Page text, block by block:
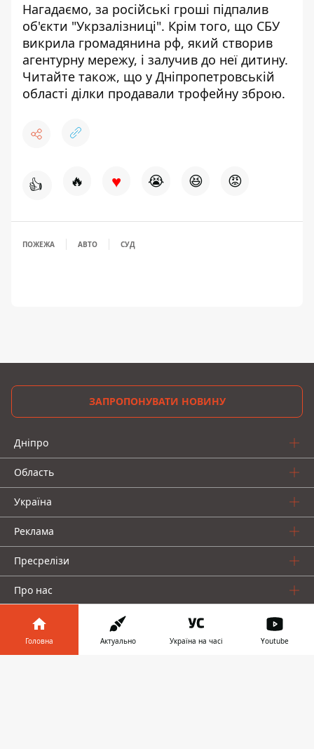
Нагадаємо, за російські гроші підпалив
об'єкти "Укрзалізниці". Крім того, що СБУ
викрила громадянина рф, який створив
агентурну мережу, і залучив до неї дитину.
Читайте також, що у Дніпропетровській
області ділки продавали трофейну зброю.
👍 🔥 ♥ 😭 😆 😡
ПОЖЕЖА АВТО СУД
ЗАПРОПОНУВАТИ НОВИНУ
Дніпро
Область
Україна
Реклама
Пресрелізи
Про нас
Головна Актуально Україна на часі Youtube